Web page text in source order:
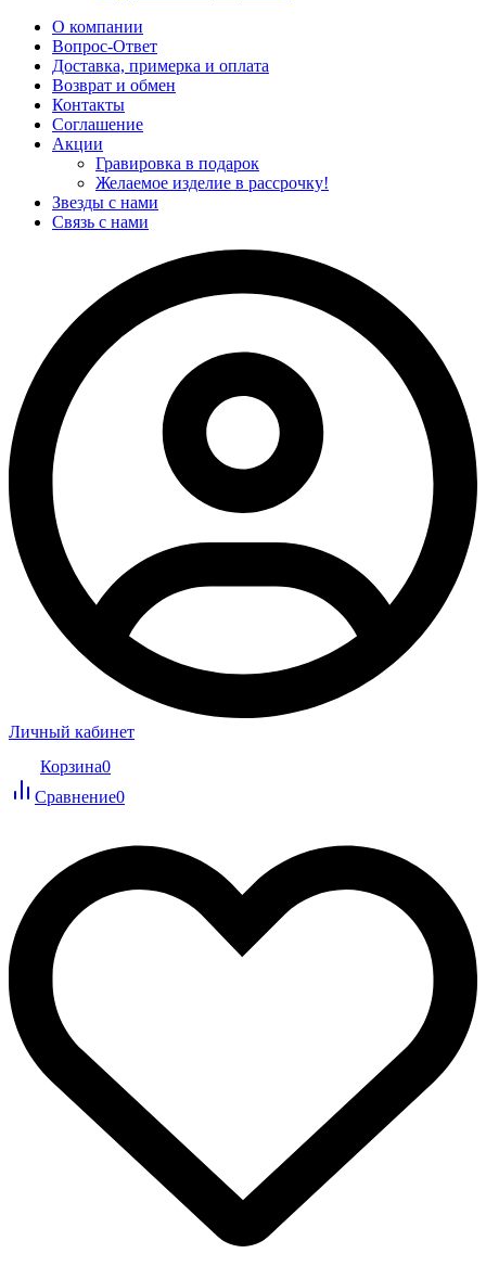
О компании
Вопрос-Ответ
Доставка, примерка и оплата
Возврат и обмен
Контакты
Соглашение
Акции
Гравировка в подарок
Желаемое изделие в рассрочку!
Звезды с нами
Связь с нами
Личный кабинет
Корзина0
Сравнение0